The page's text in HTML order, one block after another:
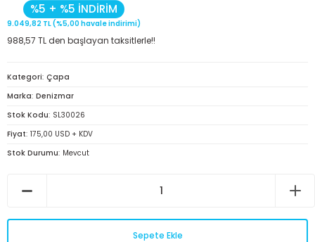
%5 + %5 İNDİRİM
9.049,82 TL (%5,00 havale indirimi)
988,57 TL den başlayan taksitlerle!!
Kategori Çapa
Marka Denizmar
Stok Kodu SL30026
Fiyat 175,00 USD + KDV
Stok Durumu Mevcut
Sepete Ekle